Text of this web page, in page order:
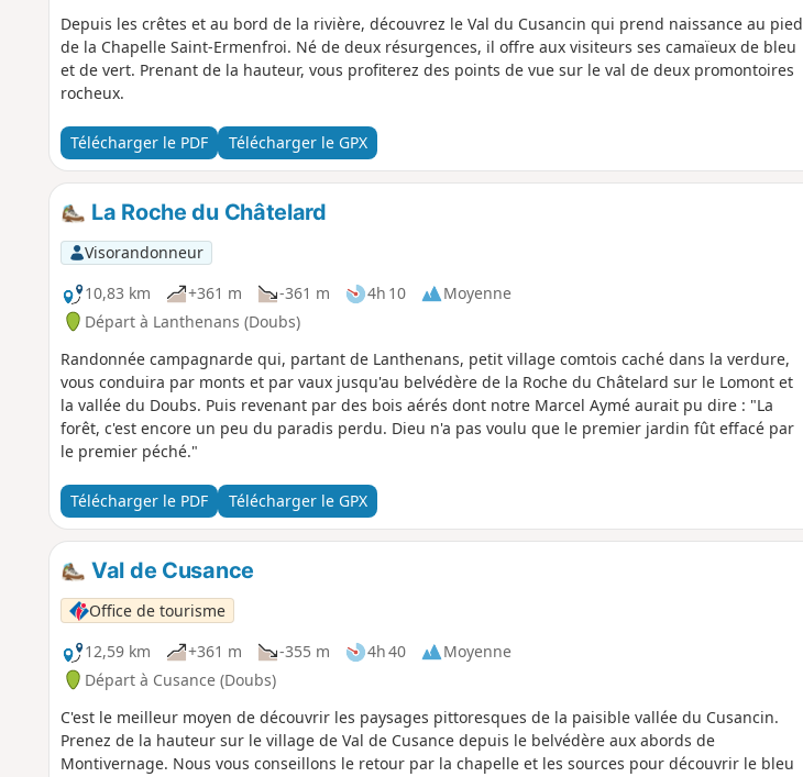
Depuis les crêtes et au bord de la rivière, découvrez le Val du Cusancin qui prend naissance au pied
de la Chapelle Saint-Ermenfroi. Né de deux résurgences, il offre aux visiteurs ses camaïeux de bleu
et de vert. Prenant de la hauteur, vous profiterez des points de vue sur le val de deux promontoires
rocheux.
Télécharger le PDF Télécharger le GPX
La Roche du Châtelard
Visorandonneur
10,83 km
+361 m -361 m 4h 10
Moyenne
Départ à Lanthenans (Doubs)
Randonnée campagnarde qui, partant de Lanthenans, petit village comtois caché dans la verdure,
vous conduira par monts et par vaux jusqu'au belvédère de la Roche du Châtelard sur le Lomont et
la vallée du Doubs. Puis revenant par des bois aérés dont notre Marcel Aymé aurait pu dire : "La
forêt, c'est encore un peu du paradis perdu. Dieu n'a pas voulu que le premier jardin fût effacé par
le premier péché."
Télécharger le PDF Télécharger le GPX
Val de Cusance
Office de tourisme
12,59 km
+361 m -355 m 4h 40
Moyenne
Départ à Cusance (Doubs)
C'est le meilleur moyen de découvrir les paysages pittoresques de la paisible vallée du Cusancin.
Prenez de la hauteur sur le village de Val de Cusance depuis le belvédère aux abords de
Montivernage. Nous vous conseillons le retour par la chapelle et les sources pour découvrir le bleu